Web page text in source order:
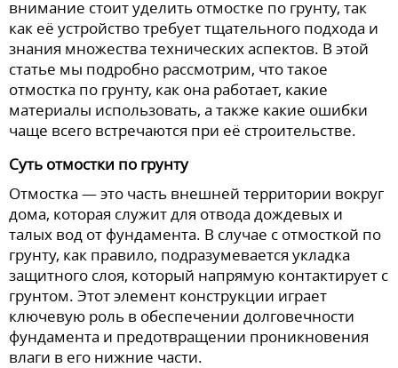
внимание стоит уделить отмостке по грунту, так
как её устройство требует тщательного подхода и
знания множества технических аспектов. В этой
статье мы подробно рассмотрим, что такое
отмостка по грунту, как она работает, какие
материалы использовать, а также какие ошибки
чаще всего встречаются при её строительстве.
Суть отмостки по грунту
Отмостка — это часть внешней территории вокруг
дома, которая служит для отвода дождевых и
талых вод от фундамента. В случае с отмосткой по
грунту, как правило, подразумевается укладка
защитного слоя, который напрямую контактирует с
грунтом. Этот элемент конструкции играет
ключевую роль в обеспечении долговечности
фундамента и предотвращении проникновения
влаги в его нижние части.